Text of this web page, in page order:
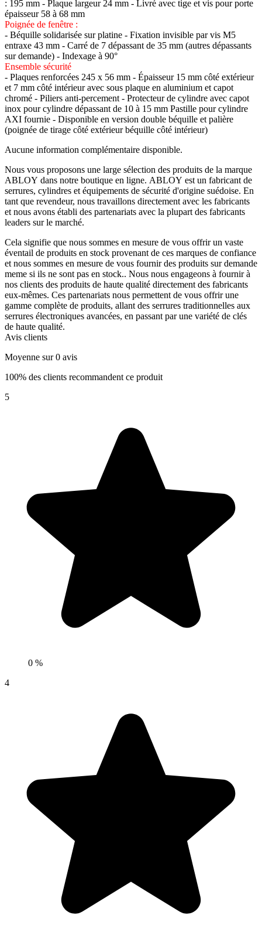
: 195 mm - Plaque largeur 24 mm - Livré avec tige et vis pour porte
épaisseur 58 à 68 mm
Poignée de fenêtre :
- Béquille solidarisée sur platine - Fixation invisible par vis M5
entraxe 43 mm - Carré de 7 dépassant de 35 mm (autres dépassants
sur demande) - Indexage à 90°
Ensemble sécurité
- Plaques renforcées 245 x 56 mm - Épaisseur 15 mm côté extérieur
et 7 mm côté intérieur avec sous plaque en aluminium et capot
chromé - Piliers anti-percement - Protecteur de cylindre avec capot
inox pour cylindre dépassant de 10 à 15 mm Pastille pour cylindre
AXI fournie - Disponible en version double béquille et palière
(poignée de tirage côté extérieur béquille côté intérieur)
Aucune information complémentaire disponible.
Nous vous proposons une large sélection des produits de la marque
ABLOY dans notre boutique en ligne. ABLOY est un fabricant de
serrures, cylindres et équipements de sécurité d'origine suédoise. En
tant que revendeur, nous travaillons directement avec les fabricants
et nous avons établi des partenariats avec la plupart des fabricants
leaders sur le marché.
Cela signifie que nous sommes en mesure de vous offrir un vaste
éventail de produits en stock provenant de ces marques de confiance
et nous sommes en mesure de vous fournir des produits sur demande
meme si ils ne sont pas en stock.. Nous nous engageons à fournir à
nos clients des produits de haute qualité directement des fabricants
eux-mêmes. Ces partenariats nous permettent de vous offrir une
gamme complète de produits, allant des serrures traditionnelles aux
serrures électroniques avancées, en passant par une variété de clés
de haute qualité.
Avis clients
Moyenne sur 0 avis
100% des clients recommandent ce produit
5
0 %
4